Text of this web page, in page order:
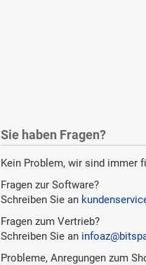
Sie haben Fragen?
Kein Problem, wir sind immer
Fragen zur Software?
Schreiben Sie an
Fragen zum Vertrieb?
Schreiben Sie an
Probleme, Anregungen zum